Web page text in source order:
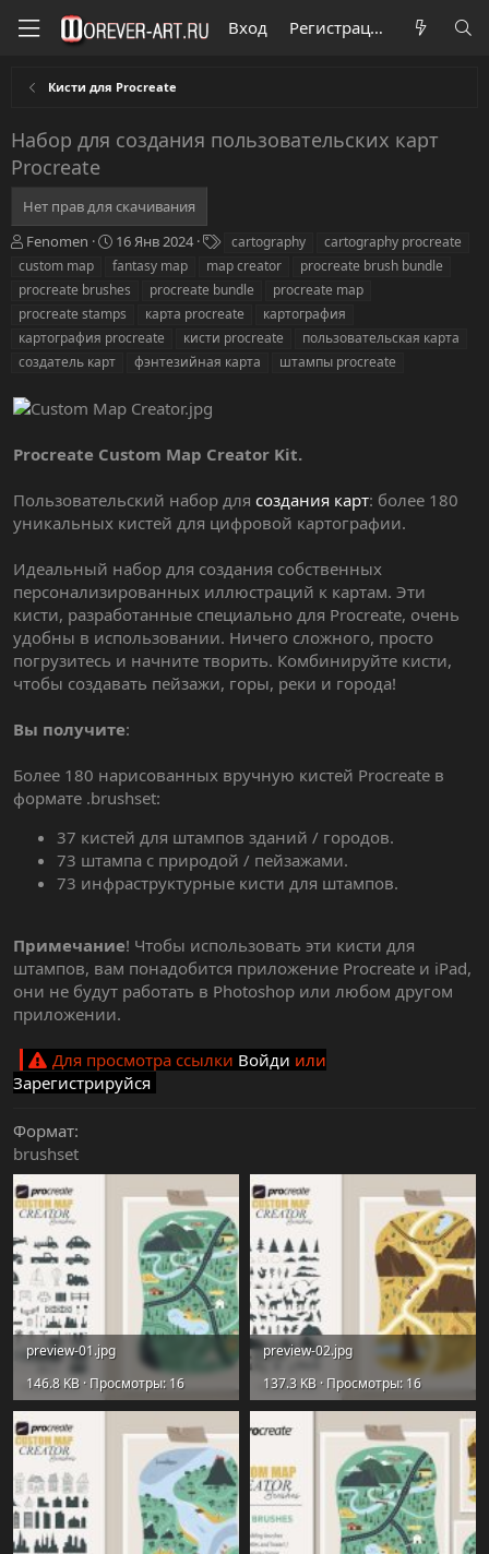
Вход Регистрация
Кисти для Procreate
Набор для создания пользовательских карт
Procreate
Нет прав для скачивания
А
в
о
р
Fenomen
Д
а
а
с
о
з
н
я
16 Янв 2024
е
г
и
cartography
cartography procreate
custom map
fantasy map map creator
procreate brush bundle
procreate brushes
procreate bundle
procreate map
procreate stamps
карта procreate
картография
картография procreate
кисти procreate
пользовательская карта
создатель карт
фэнтезийная карта штампы procreate
Procreate Custom Map Creator Kit.
Пользовательский набор для создания карт: более 180
уникальных кистей для цифровой картографии.
Идеальный набор для создания собственных
персонализированных иллюстраций к картам. Эти
кисти, разработанные специально для Procreate, очень
удобны в использовании. Ничего сложного, просто
погрузитесь и начните творить. Комбинируйте кисти,
чтобы создавать пейзажи, горы, реки и города!
Вы получите:
Более 180 нарисованных вручную кистей Procreate в
формате .brushset:
37 кистей для штампов зданий / городов.
73 штампа с природой / пейзажами.
73 инфраструктурные кисти для штампов.
Примечание! Чтобы использовать эти кисти для
штампов, вам понадобится приложение Procreate и iPad,
они не будут работать в Photoshop или любом другом
приложении.
Для просмотра ссылки Войди или
Зарегистрируйся
Формат
brushset
preview-01.jpg
146.8 KB · Просмотры: 16
preview-02.jpg
137.3 KB · Просмотры: 16